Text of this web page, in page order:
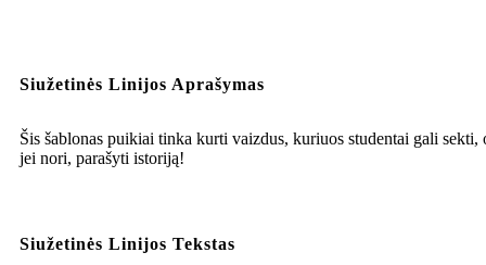
Siužetinės Linijos Aprašymas
Šis šablonas puikiai tinka kurti vaizdus, kuriuos studentai gali sekti,
jei nori, parašyti istoriją!
Siužetinės Linijos Tekstas